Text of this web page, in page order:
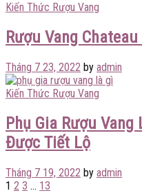
Kiến Thức Rượu Vang
Rượu Vang
Tháng 7 23, 2022 by admin
Kiến Thức Rượu Vang
Phụ Gia Rượu
Được Tiết Lộ
Tháng 7 19, 2022 by admin
1 2 3 … 13